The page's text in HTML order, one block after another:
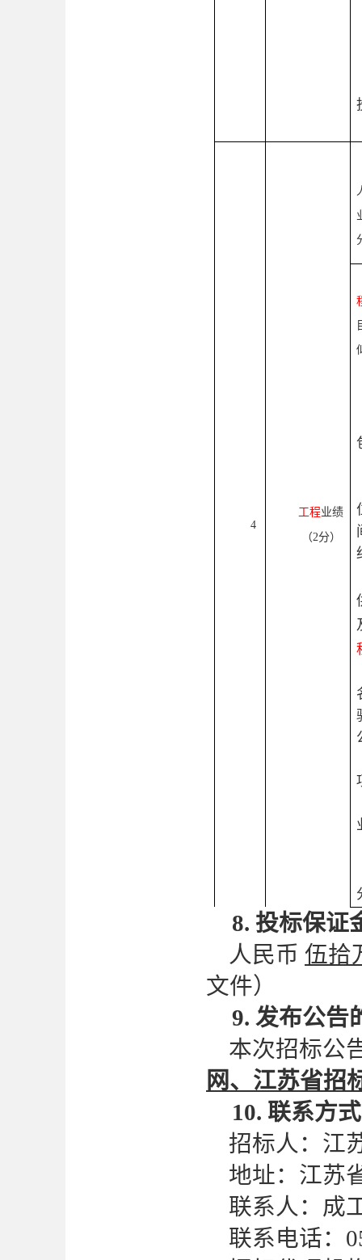
4
工程业绩
（2分）
8. 投标保证
人民币 伍拾
文件）
9. 发布公告
本次招标公
网、江苏省招
10. 联系方式
招标人：江
地址：江苏
联系人：成
联系电话：